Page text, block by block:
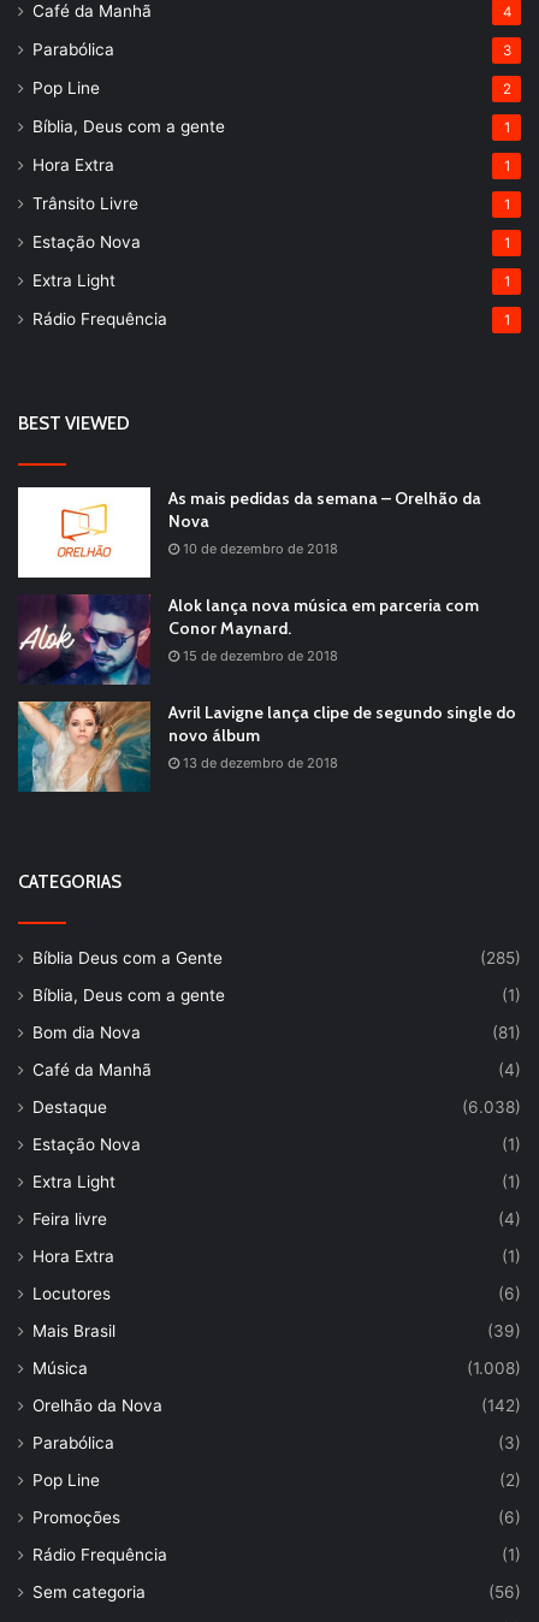
Café da Manhã 4
Parabólica 3
Pop Line 2
Bíblia, Deus com a gente 1
Hora Extra 1
Trânsito Livre 1
Estação Nova 1
Extra Light 1
Rádio Frequência 1
BEST VIEWED
As mais pedidas da semana – Orelhão da
Nova
10 de dezembro de 2018
Alok lança nova música em parceria com
Conor Maynard.
15 de dezembro de 2018
Avril Lavigne lança clipe de segundo single do
novo álbum
13 de dezembro de 2018
CATEGORIAS
Bíblia Deus com a Gente
(285)
Bíblia, Deus com a gente
(1)
Bom dia Nova
(81)
Café da Manhã
(4)
Destaque
(6.038)
Estação Nova
(1)
Extra Light
(1)
Feira livre
(4)
Hora Extra
(1)
Locutores
(6)
Mais Brasil
(39)
Música
(1.008)
Orelhão da Nova
(142)
Parabólica
(3)
Pop Line
(2)
Promoções
(6)
Rádio Frequência
(1)
Sem categoria
(56)